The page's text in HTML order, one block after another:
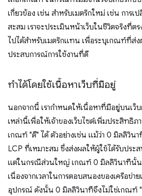
เกี่ยวข้อง เช่น สําหรับเมตริกใหม่ เช่น การเ
สะสม เราจะประเมินหน้าเว็บในชีวิตจริงที่ต
ไปได้สําหรับเมตริกแทน เพื่อระบุเกณฑ์ที่ส่ง
ประสบการณ์การใช้งานที่ดี
ทำได้โดยใช้เนื้อหาเว็บที่มีอยู่
นอกจากนี้ เรากำหนดให้เนื้อหาที่มีอยู่บนเว็
เหล่านี้เพื่อให้เจ้าของเว็บไซต์เพิ่มประสิทธิภ
เกณฑ์ "ดี" ได้ ตัวอย่างเช่น แม้ว่า 0 มิลลิวิน
LCP ที่เหมาะสม ซึ่งส่งผลให้ผู้ใช้ได้รับประ
แต่ในกรณีส่วนใหญ่ เกณฑ์ 0 มิลลิวินาทีนั้น
เนื่องจากเวลาในการตอบสนองของเครือข่า
อุปกรณ์ ดังนั้น 0 มิลลิวินาทีจึงไม่ใช่เกณฑ์